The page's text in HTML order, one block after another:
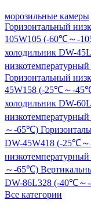
морозильные камеры
Горизонтальный
105W105 (-60℃～-
холодильник DW-
Горизонтальный
45W158 (-25℃～-
холодильник DW-
～-65℃)
DW-45W418 (-25℃
～-65℃)
DW-86L328 (-40℃
Все категории